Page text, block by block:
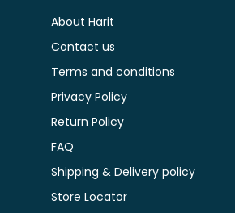
About Harit
Contact us
Terms and conditions
Privacy Policy
Return Policy
FAQ
Shipping & Delivery policy
Store Locator